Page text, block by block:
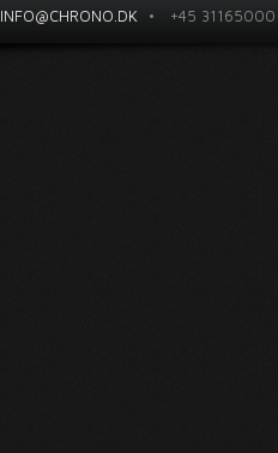
INFO@CHRONO.DK • +45 31165000